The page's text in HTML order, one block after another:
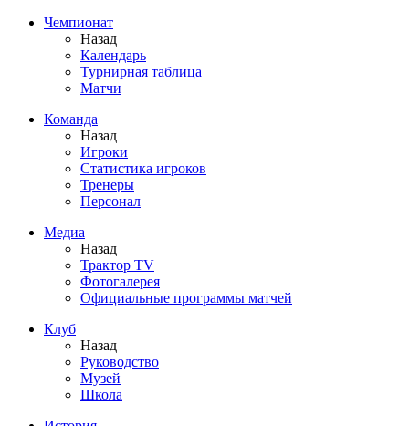
Чемпионат
Назад
Календарь
Турнирная таблица
Матчи
Команда
Назад
Игроки
Статистика игроков
Тренеры
Персонал
Медиа
Назад
Трактор TV
Фотогалерея
Официальные программы матчей
Клуб
Назад
Руководство
Музей
Школа